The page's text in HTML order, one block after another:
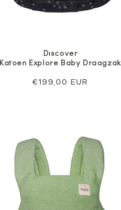
Discover
Katoen Explore Baby Draagzak
Normale
€199,00 EUR